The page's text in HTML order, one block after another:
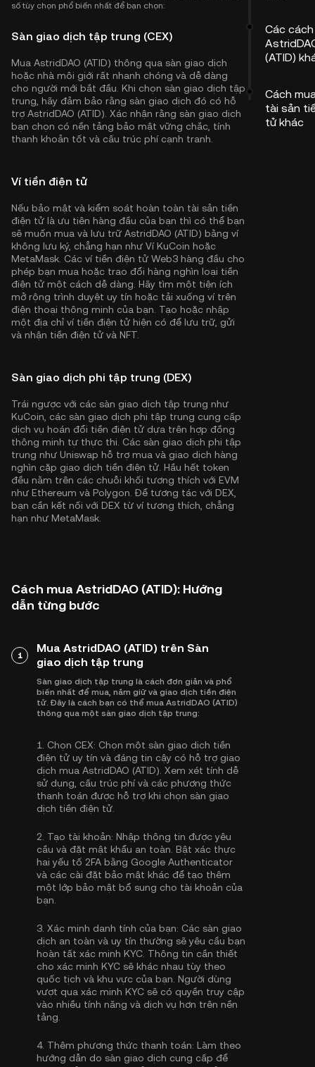
số tùy chọn phổ biến nhất để bạn chọn:
Sàn giao dịch tập trung (CEX)
Mua AstridDAO (ATID) thông qua sàn giao dịch
hoặc nhà môi giới rất nhanh chóng và dễ dàng
cho người mới bắt đầu. Khi chọn sàn giao dịch tập
trung, hãy đảm bảo rằng sàn giao dịch đó có hỗ
trợ AstridDAO (ATID). Xác nhận rằng sàn giao dịch
bạn chọn có nền tảng bảo mật vững chắc, tính
thanh khoản tốt và cấu trúc phí cạnh tranh.
Ví tiền điện tử
Nếu bảo mật và kiểm soát hoàn toàn tài sản tiền
điện tử là ưu tiên hàng đầu của bạn thì có thể bạn
sẽ muốn mua và lưu trữ AstridDAO (ATID) bằng ví
không lưu ký, chẳng hạn như Ví KuCoin hoặc
MetaMask. Các ví tiền điện tử Web3 hàng đầu cho
phép bạn mua hoặc trao đổi hàng nghìn loại tiền
điện tử một cách dễ dàng. Hãy tìm một tiện ích
mở rộng trình duyệt uy tín hoặc tải xuống ví trên
điện thoại thông minh của bạn. Tạo hoặc nhập
một địa chỉ ví tiền điện tử hiện có để lưu trữ, gửi
và nhận tiền điện tử và NFT.
Sàn giao dịch phi tập trung (DEX)
Trái ngược với các sàn giao dịch tập trung như
KuCoin, các sàn giao dịch phi tập trung cung cấp
dịch vụ hoán đổi tiền điện tử dựa trên hợp đồng
thông minh tự thực thi. Các sàn giao dịch phi tập
trung như Uniswap hỗ trợ mua và giao dịch hàng
nghìn cặp giao dịch tiền điện tử. Hầu hết token
đều nằm trên các chuỗi khối tương thích với EVM
như Ethereum và Polygon . Để tương tác với DEX,
bạn cần kết nối với DEX từ ví tương thích, chẳng
hạn như MetaMask.
Cách mua AstridDAO (ATID): Hướng
dẫn từng bước
1
Mua AstridDAO (ATID) trên Sàn
giao dịch tập trung
Sàn giao dịch tập trung là cách đơn giản và phổ
biến nhất để mua, nắm giữ và giao dịch tiền điện
tử. Đây là cách bạn có thể mua AstridDAO (ATID)
thông qua một sàn giao dịch tập trung:
1. Chọn CEX: Chọn một sàn giao dịch tiền
điện tử uy tín và đáng tin cậy có hỗ trợ giao
dịch mua AstridDAO (ATID). Xem xét tính dễ
sử dụng, cấu trúc phí và các phương thức
thanh toán được hỗ trợ khi chọn sàn giao
dịch tiền điện tử.
2. Tạo tài khoản: Nhập thông tin được yêu
cầu và đặt mật khẩu an toàn. Bật xác thực
hai yếu tố 2FA bằng Google Authenticator
và các cài đặt bảo mật khác để tạo thêm
một lớp bảo mật bổ sung cho tài khoản của
bạn.
3. Xác minh danh tính của bạn: Các sàn giao
dịch an toàn và uy tín thường sẽ yêu cầu bạn
hoàn tất xác minh KYC . Thông tin cần thiết
cho xác minh KYC sẽ khác nhau tùy theo
quốc tịch và khu vực của bạn. Người dùng
vượt qua xác minh KYC sẽ có quyền truy cập
vào nhiều tính năng và dịch vụ hơn trên nền
tảng.
4. Thêm phương thức thanh toán: Làm theo
hướng dẫn do sàn giao dịch cung cấp để
Các
(ATID)
Cách
tài sản
tử khác